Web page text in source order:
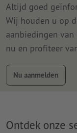
Altijd goed
Wij houden u op
aanbiedingen
nu en profiteer
Nu aanmelden
Ontdek onze